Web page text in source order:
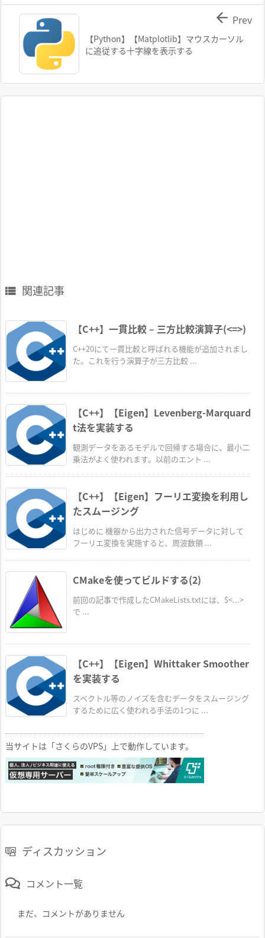
【Python】【Matplotlib】マウスカーソル
に追従する十字線を表示する
 Prev
 関連記事
【C++】一貫比較 – 三方比較演算子(<=>)
C++20にて一貫比較と呼ばれる機能が追加されまし
た。これを行う演算子が三方比較 ...
【C++】【Eigen】Levenberg-Marquard
t法を実装する
観測データをあるモデルで回帰する場合に、最小二
乗法がよく使われます。以前のエント ...
【C++】【Eigen】フーリエ変換を利用し
たスムージング
はじめに 機器から出力された信号データに対して
フーリエ変換を実施すると、周波数領 ...
CMakeを使ってビルドする(2)
前回の記事で作成したCMakeLists.txtには、$<...>
で ...
【C++】【Eigen】Whittaker Smoother
を実装する
スペクトル等のノイズを含むデータをスムージング
するために広く使われる手法の1つに ...
当サイトは「さくらのVPS」上で動作しています。
ディスカッション
コメント一覧
まだ、コメントがありません